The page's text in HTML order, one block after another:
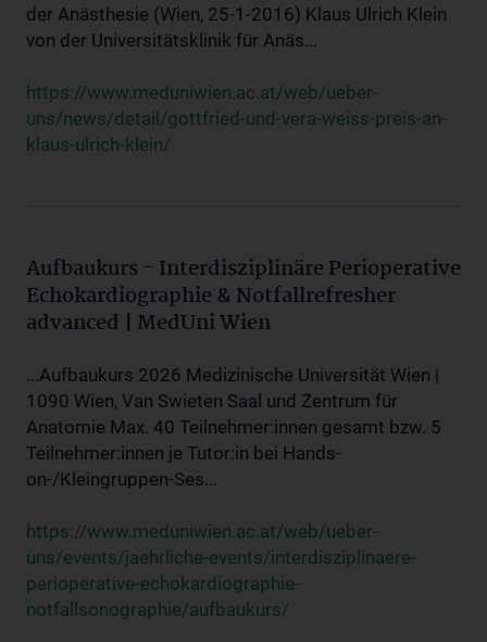
der Anästhesie (Wien, 25-1-2016) Klaus Ulrich Klein
von der Universitätsklinik für Anäs...
https://www.meduniwien.ac.at/web/ueber-
uns/news/detail/gottfried-und-vera-weiss-preis-an-
klaus-ulrich-klein/
Aufbaukurs - Interdisziplinäre Perioperative
Echokardiographie & Notfallrefresher
advanced | MedUni Wien
...Aufbaukurs 2026 Medizinische Universität Wien |
1090 Wien, Van Swieten Saal und Zentrum für
Anatomie Max. 40 Teilnehmer:innen gesamt bzw. 5
Teilnehmer:innen je Tutor:in bei Hands-
on-/Kleingruppen-Ses...
https://www.meduniwien.ac.at/web/ueber-
uns/events/jaehrliche-events/interdisziplinaere-
perioperative-echokardiographie-
notfallsonographie/aufbaukurs/